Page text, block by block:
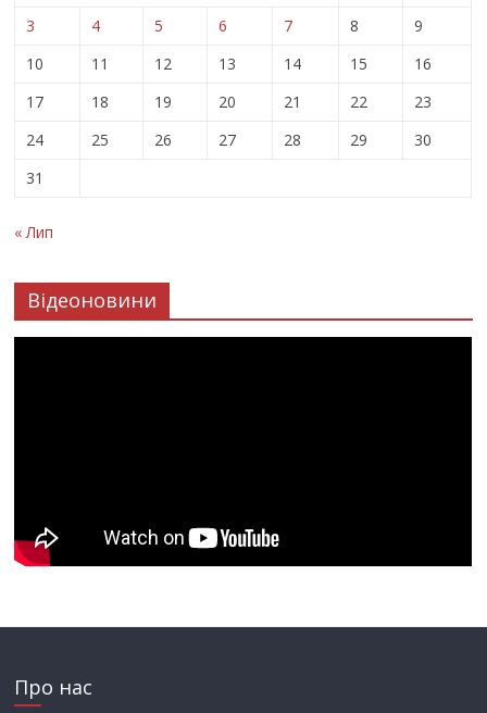
3
4 5 6 7 8
9
10
11 12 13 14 15
16
17
18 19 20 21 22
23
24
25 26 27 28 29
30
31
« Лип
Відеоновини
Про нас